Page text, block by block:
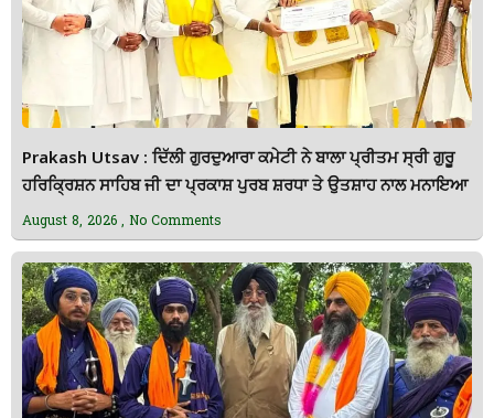
Prakash Utsav : ਦਿੱਲੀ ਗੁਰਦੁਆਰਾ ਕਮੇਟੀ ਨੇ ਬਾਲਾ ਪ੍ਰੀਤਮ ਸ੍ਰੀ ਗੁਰੂ
ਹਰਿਕ੍ਰਿਸ਼ਨ ਸਾਹਿਬ ਜੀ ਦਾ ਪ੍ਰਕਾਸ਼ ਪੁਰਬ ਸ਼ਰਧਾ ਤੇ ਉਤਸ਼ਾਹ ਨਾਲ ਮਨਾਇਆ
August 8, 2026 No Comments